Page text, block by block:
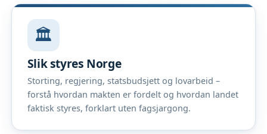
🏛️
Slik styres Norge
Storting, regjering, statsbudsjett og lovarbeid –
forstå hvordan makten er fordelt og hvordan landet
faktisk styres, forklart uten fagsjargong.